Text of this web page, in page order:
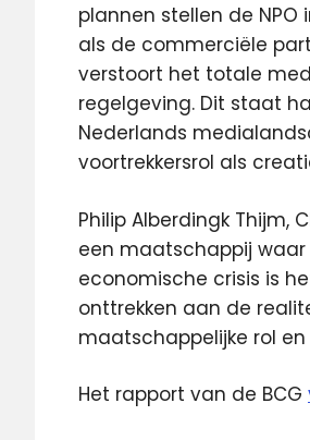
plannen stellen de
als de commerciële
verstoort het totale
regelgeving. Dit staat
Nederlands
voortrekkersrol als
Philip Alberdingk Thijm,
een maatschappij
economische crisis is
onttrekken aan de
maatschappelijke rol
Het rapport van de BCG